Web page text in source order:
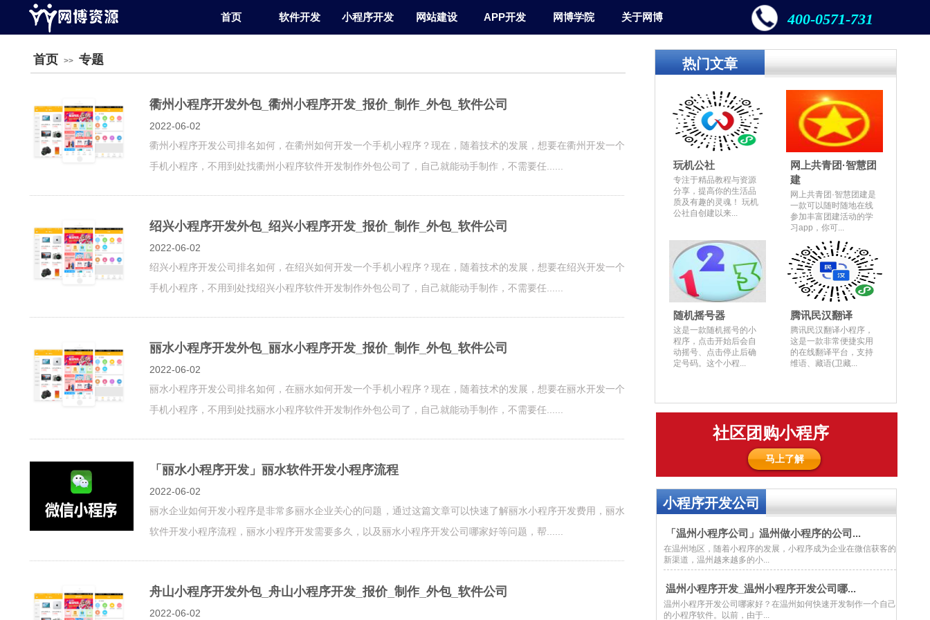
热门文章
玩机公社
专注于精品教程与资源
分享，提高你的生活品
质及有趣的灵魂！ 玩机
公社自创建以来...
网上共青团·智慧团
建
网上共青团·智慧团建是
一款可以随时随地在线
参加丰富团建活动的学
习app，你可...
随机摇号器
这是一款随机摇号的小
程序，点击开始后会自
动摇号、点击停止后确
定号码。这个小程...
腾讯民汉翻译
腾讯民汉翻译小程序，
这是一款非常便捷实用
的在线翻译平台，支持
维语、藏语(卫藏...
首页 >> 专题
衢州小程序开发外包_衢州小程序开发_报价_制作_外包_软件公司
2022-06-02
衢州小程序开发公司排名如何，在衢州如何开发一个手机小程序？现在，随着技术的发展，想要在衢州开发一个
手机小程序，不用到处找衢州小程序软件开发制作外包公司了，自己就能动手制作，不需要任......
绍兴小程序开发外包_绍兴小程序开发_报价_制作_外包_软件公司
2022-06-02
绍兴小程序开发公司排名如何，在绍兴如何开发一个手机小程序？现在，随着技术的发展，想要在绍兴开发一个
手机小程序，不用到处找绍兴小程序软件开发制作外包公司了，自己就能动手制作，不需要任......
丽水小程序开发外包_丽水小程序开发_报价_制作_外包_软件公司
2022-06-02
丽水小程序开发公司排名如何，在丽水如何开发一个手机小程序？现在，随着技术的发展，想要在丽水开发一个
手机小程序，不用到处找丽水小程序软件开发制作外包公司了，自己就能动手制作，不需要任......
「丽水小程序开发」丽水软件开发小程序流程
2022-06-02
丽水企业如何开发小程序是非常多丽水企业关心的问题，通过这篇文章可以快速了解丽水小程序开发费用，丽水
软件开发小程序流程，丽水小程序开发需要多久，以及丽水小程序开发公司哪家好等问题，帮......
舟山小程序开发外包_舟山小程序开发_报价_制作_外包_软件公司
2022-06-02
马上了解
社区团购小程序
小程序开发公司
「温州小程序公司」温州做小程序的公司...
在温州地区，随着小程序的发展，小程序成为企业在微信获客的
新渠道，温州越来越多的小...
温州小程序开发_温州小程序开发公司哪...
温州小程序开发公司哪家好？在温州如何快速开发制作一个自己
的小程序软件。以前，由于...
400-0571-731
首页 软件开发 小程序开发 网站建设 APP开发 网博学院 关于网博